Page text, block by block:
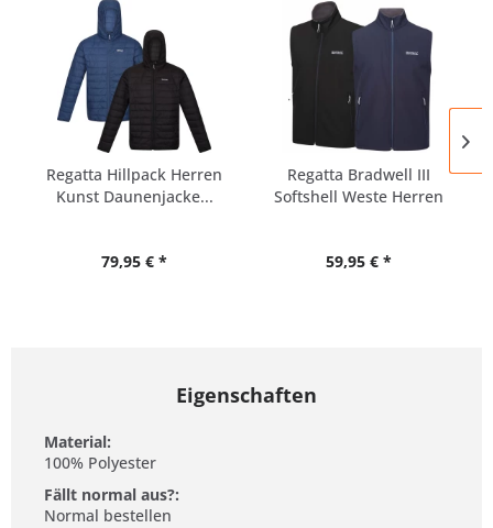
Regatta Hillpack Herren
Kunst Daunenjacke...
79,95 € *
Regatta Bradwell III
Softshell Weste Herren
59,95 € *
Eigenschaften
Material:
100% Polyester
Fällt normal aus?:
Normal bestellen